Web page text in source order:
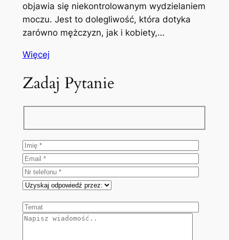
objawia się niekontrolowanym wydzielaniem
moczu. Jest to dolegliwość, która dotyka
zarówno mężczyzn, jak i kobiety,…
Więcej
Zadaj Pytanie